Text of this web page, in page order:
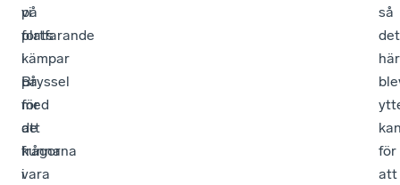
på
plats
i
Bryssel
för
att
kunna
vara
vi
fortfarande
kämpar
på
med
de
frågorna
i
så
det
här
för
att